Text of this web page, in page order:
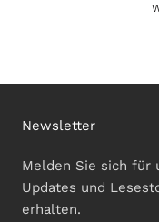
Newsletter
Melden Sie sich für
Updates und
erhalten.